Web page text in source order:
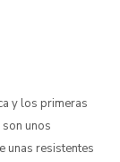
y los primeras
unos
unas resistentes